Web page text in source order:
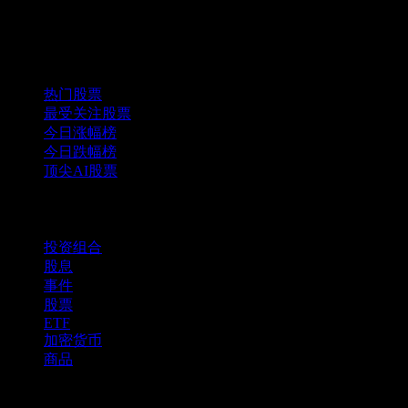
热门股票
最受关注股票
今日涨幅榜
今日跌幅榜
顶尖AI股票
投资组合
股息
事件
股票
ETF
加密货币
商品